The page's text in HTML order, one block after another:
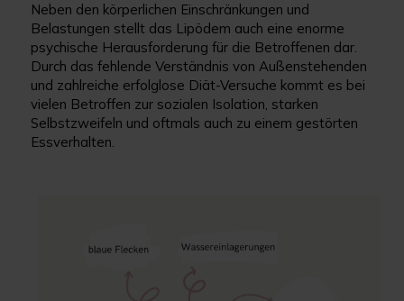
Neben den körperlichen Einschränkungen und
Belastungen stellt das Lipödem auch eine enorme
psychische Herausforderung für die Betroffenen dar.
Durch das fehlende Verständnis von Außenstehenden
und zahlreiche erfolglose Diät-Versuche kommt es bei
vielen Betroffen zur sozialen Isolation, starken
Selbstzweifeln und oftmals auch zu einem gestörten
Essverhalten.